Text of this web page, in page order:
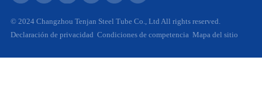
© 2024 Changzhou Tenjan Steel Tube Co., Ltd All rights reserved.
Declaración de privacidad Condiciones de competencia Mapa del sitio